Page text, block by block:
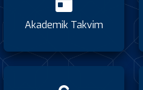
Akademik Takvim